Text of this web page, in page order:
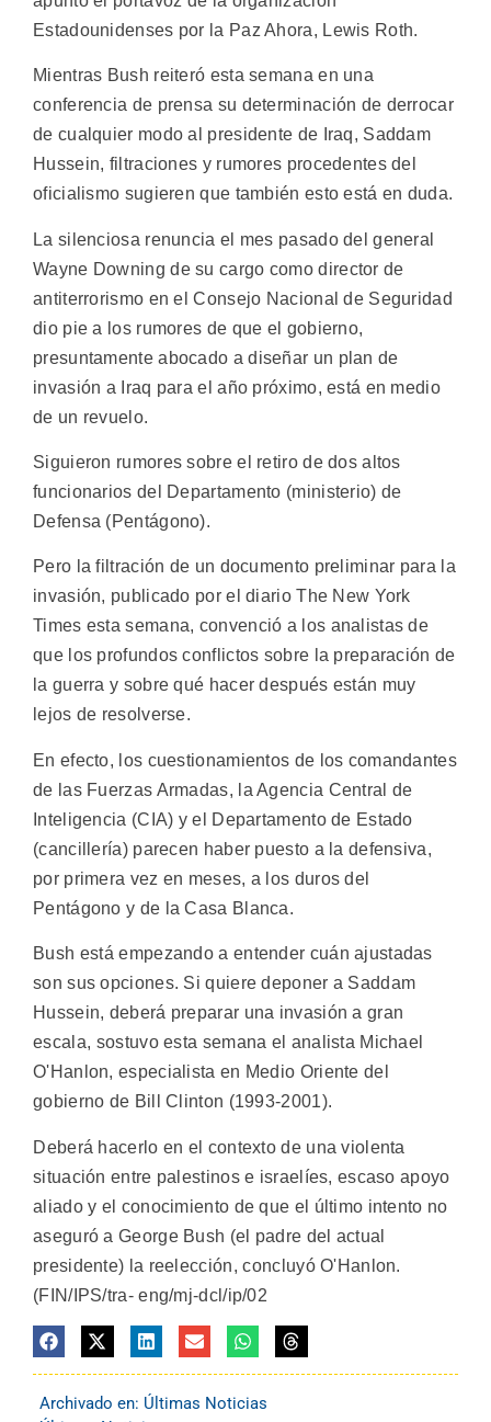
Estadounidenses por la Paz Ahora, Lewis Roth.
Mientras Bush reiteró esta semana en una
conferencia de prensa su determinación de derrocar
de cualquier modo al presidente de Iraq, Saddam
Hussein, filtraciones y rumores procedentes del
oficialismo sugieren que también esto está en duda.
La silenciosa renuncia el mes pasado del general
Wayne Downing de su cargo como director de
antiterrorismo en el Consejo Nacional de Seguridad
dio pie a los rumores de que el gobierno,
presuntamente abocado a diseñar un plan de
invasión a Iraq para el año próximo, está en medio
de un revuelo.
Siguieron rumores sobre el retiro de dos altos
funcionarios del Departamento (ministerio) de
Defensa (Pentágono).
Pero la filtración de un documento preliminar para la
invasión, publicado por el diario The New York
Times esta semana, convenció a los analistas de
que los profundos conflictos sobre la preparación de
la guerra y sobre qué hacer después están muy
lejos de resolverse.
En efecto, los cuestionamientos de los comandantes
de las Fuerzas Armadas, la Agencia Central de
Inteligencia (CIA) y el Departamento de Estado
(cancillería) parecen haber puesto a la defensiva,
por primera vez en meses, a los duros del
Pentágono y de la Casa Blanca.
Bush está empezando a entender cuán ajustadas
son sus opciones. Si quiere deponer a Saddam
Hussein, deberá preparar una invasión a gran
escala, sostuvo esta semana el analista Michael
O'Hanlon, especialista en Medio Oriente del
gobierno de Bill Clinton (1993-2001).
Deberá hacerlo en el contexto de una violenta
situación entre palestinos e israelíes, escaso apoyo
aliado y el conocimiento de que el último intento no
aseguró a George Bush (el padre del actual
presidente) la reelección, concluyó O'Hanlon.
(FIN/IPS/tra- eng/mj-dcl/ip/02
Archivado en: Últimas Noticias